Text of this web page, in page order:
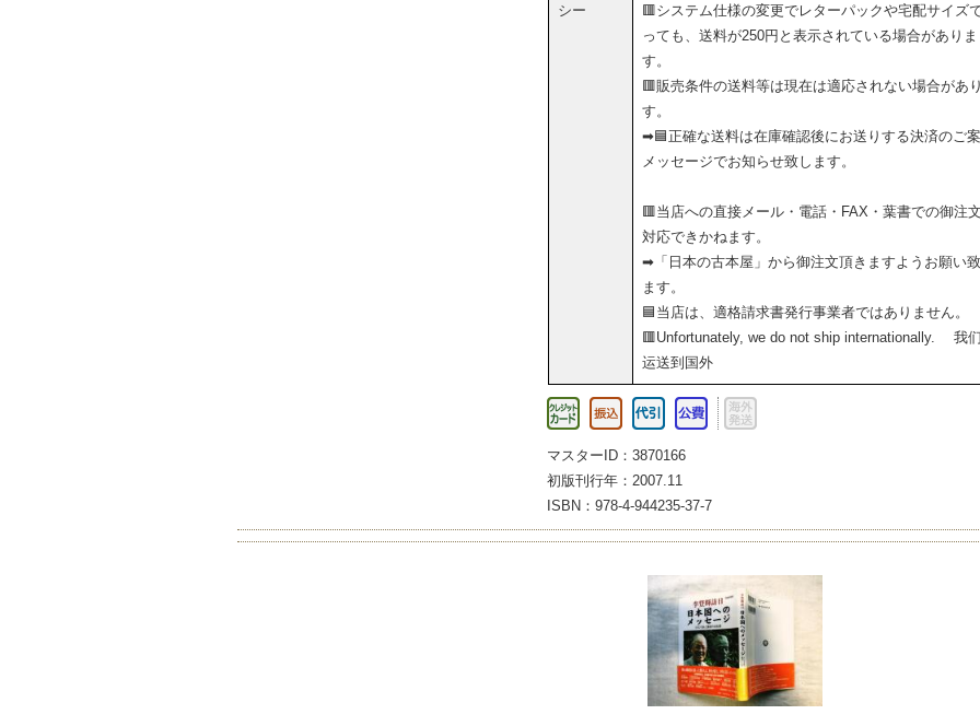
シー
🟥システム仕様の変更でレターパックや宅配サイズ
っても、送料が250円と表示されている場合がありま
す。
🟥販売条件の送料等は現在は適応されない場合があ
す。
➡🟦正確な送料は在庫確認後にお送りする決済のご
メッセージでお知らせ致します。
🟥当店への直接メール・電話・FAX・葉書での御注
対応できかねます。
➡「日本の古本屋」から御注文頂きますようお願い
ます。
🟦当店は、適格請求書発行事業者ではありません。
🟥Unfortunately, we do not ship internationally. 我
运送到国外
マスターID：3870166
初版刊行年：2007.11
ISBN：978-4-944235-37-7